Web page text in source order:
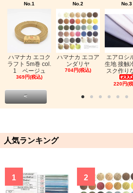
No.1
ハマナカ エコク
ラフト 5m巻 col.
1 ベージュ
369円(税込)
No.2
ハマナカ エコア
ンダリヤ
704円(税込)
No.3
エアロシ
生地 接触
スク作り
220円(
<
人気ランキング
1 2